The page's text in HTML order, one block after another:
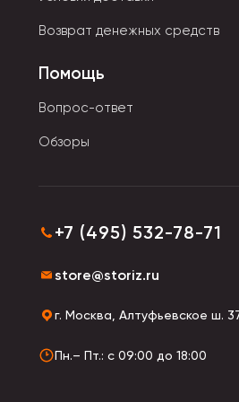
- Евробулавка.
- Ювелирная застежка
тяжелых значков.
- Цанга-бабочка удерживает
металлических сплавов
с фигурками животных,
Возврат денежных средств
Помощь
Вопрос-ответ
Обзоры
+7 (495) 532-78-71
store@storiz.ru
г. Москва, Алтуфьевское ш.
Пн.– Пт.: с 09:00 до 18:00